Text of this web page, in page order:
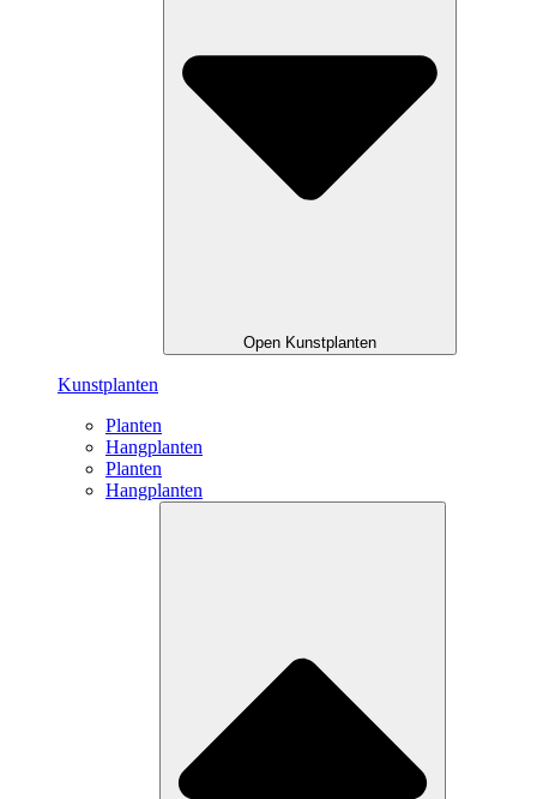
Open Kunstplanten
Kunstplanten
Planten
Hangplanten
Planten
Hangplanten